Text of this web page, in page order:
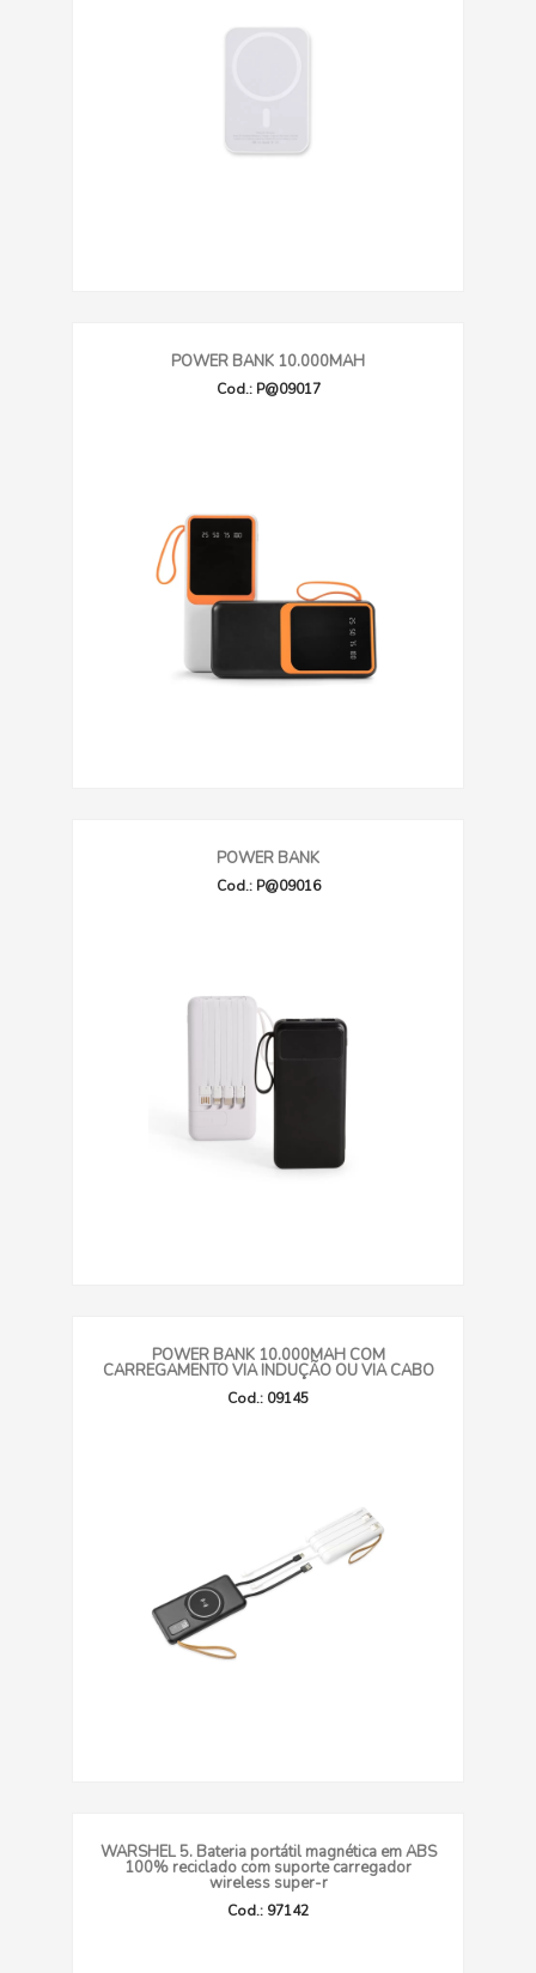
POWER BANK 10.000MAH
Cod.: P@09017
POWER BANK
Cod.: P@09016
POWER BANK 10.000MAH COM
CARREGAMENTO VIA INDUÇÃO OU VIA CABO
Cod.: 09145
WARSHEL 5. Bateria portátil magnética em ABS
100% reciclado com suporte carregador
wireless super-r
Cod.: 97142